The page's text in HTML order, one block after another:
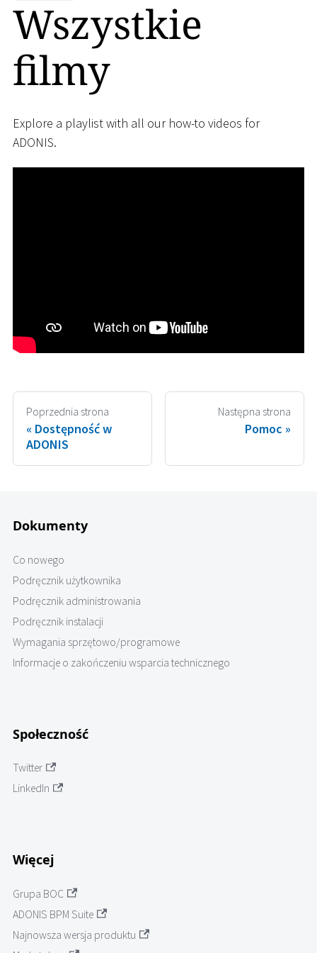
Wszystkie
filmy
Explore a playlist with all our how-to videos for
ADONIS.
Poprzednia strona
Dostępność w
ADONIS
Następna strona
Pomoc
Dokumenty
Co nowego
Podręcznik użytkownika
Podręcznik administrowania
Podręcznik instalacji
Wymagania sprzętowo/programowe
Informacje o zakończeniu wsparcia technicznego
Społeczność
Twitter
LinkedIn
Więcej
Grupa BOC
ADONIS BPM Suite
Najnowsza wersja produktu